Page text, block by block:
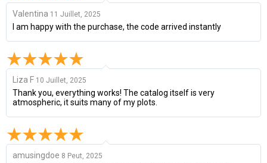
Valentina 11 Juillet, 2025
I am happy with the purchase, the code arrived instantly
Liza F 10 Juillet, 2025
Thank you, everything works! The catalog itself is very
atmospheric, it suits many of my plots.
amusingdoe 8 Peut, 2025